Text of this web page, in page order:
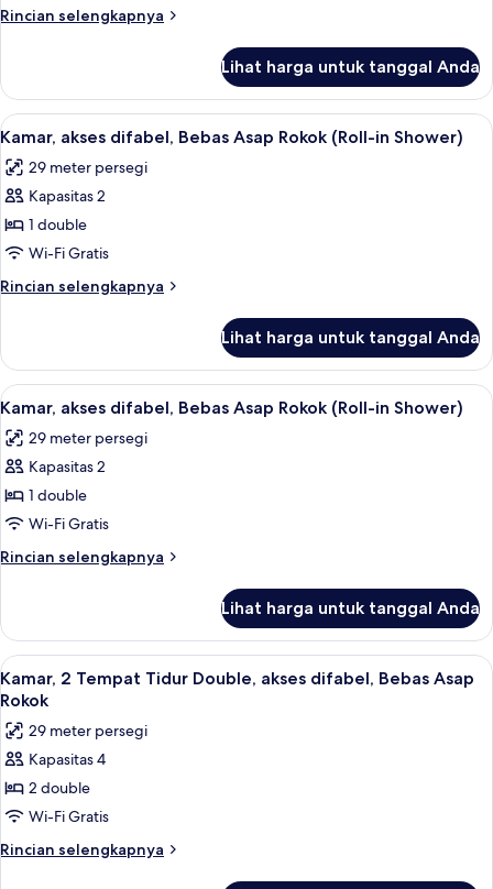
1
Tempat
King,
pemandangan
sungai
Rincian selengkapnya
Rincian
Kamar
Deluks,
1
Tidur
King,
sungai
Lihat harga untuk tanggal Anda
Lihat
semua
foto
untuk
Kamar,
akses
difabel,
Bebas
Rokok
(Roll-
in
Shower)
Brankas, meja kerja, ruang kerja
4
Kamar, akses difabel, Bebas Asap Rokok (Roll-in Shower)
29 meter persegi
Kapasitas 2
1 double
Wi-Fi Gratis
Rincian selengkapnya
Rincian
Kamar,
akses
difabel,
Asap
Rokok
in
Shower)
Lihat harga untuk tanggal Anda
Lihat
semua
foto
untuk
Kamar,
akses
difabel,
Bebas
Rokok
(Roll-
in
Shower)
Brankas, meja kerja, ruang kerja
4
Kamar, akses difabel, Bebas Asap Rokok (Roll-in Shower)
29 meter persegi
Kapasitas 2
1 double
Wi-Fi Gratis
Rincian selengkapnya
Rincian
Kamar,
akses
difabel,
Bebas
Rokok
(Roll-
Shower)
Lihat harga untuk tanggal Anda
Lihat
semua
foto
untuk
Kamar,
2
Tempat
Tidur
Brankas, meja kerja, ruang kerja
4
Kamar, 2 Tempat Tidur Double, akses difabel, Bebas Asap
Rokok
29 meter persegi
Kapasitas 4
2 double
Wi-Fi Gratis
Rincian selengkapnya
Rincian